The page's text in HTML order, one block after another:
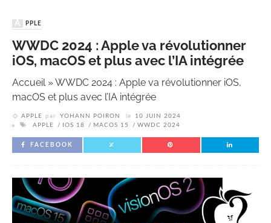
APPLE
WWDC 2024 : Apple va révolutionner
iOS, macOS et plus avec l’IA intégrée
Accueil»WWDC 2024 : Apple va révolutionner iOS,
macOS et plus avec l’IA intégrée
APPLE par YOHANN POIRON le
10 JUIN 2024
APPLE
IOS 18 MACOS 15 WWDC 2024
FACEBOOK